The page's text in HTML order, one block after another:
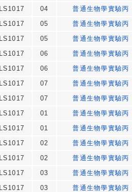
LS1017 04
普通生物學實驗丙
LS1017 05
普通生物學實驗丙
LS1017 05
普通生物學實驗丙
LS1017 06
普通生物學實驗丙
LS1017 06
普通生物學實驗丙
LS1017 07
普通生物學實驗丙
LS1017 07
普通生物學實驗丙
LS1017 01
普通生物學實驗丙
LS1017 01
普通生物學實驗丙
LS1017 02
普通生物學實驗丙
LS1017 02
普通生物學實驗丙
LS1017 03
普通生物學實驗丙
LS1017 03 普通生物學實驗丙